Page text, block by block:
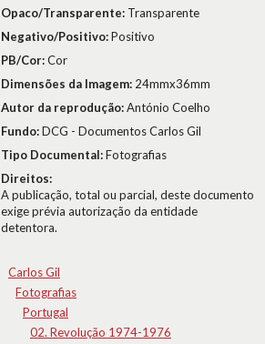
Opaco/Transparente: Transparente
Negativo/Positivo:Positivo
PB/Cor:Cor
Dimensões da Imagem: 24mmx36mm
Autor da reprodução:António Coelho
Fundo:DCG - Documentos Carlos Gil
Tipo Documental:Fotografias
Direitos:
A publicação, total ou parcial, deste documento
exige prévia autorização da entidade
detentora.
Carlos Gil
Fotografias
Portugal
02. Revolução 1974-1976